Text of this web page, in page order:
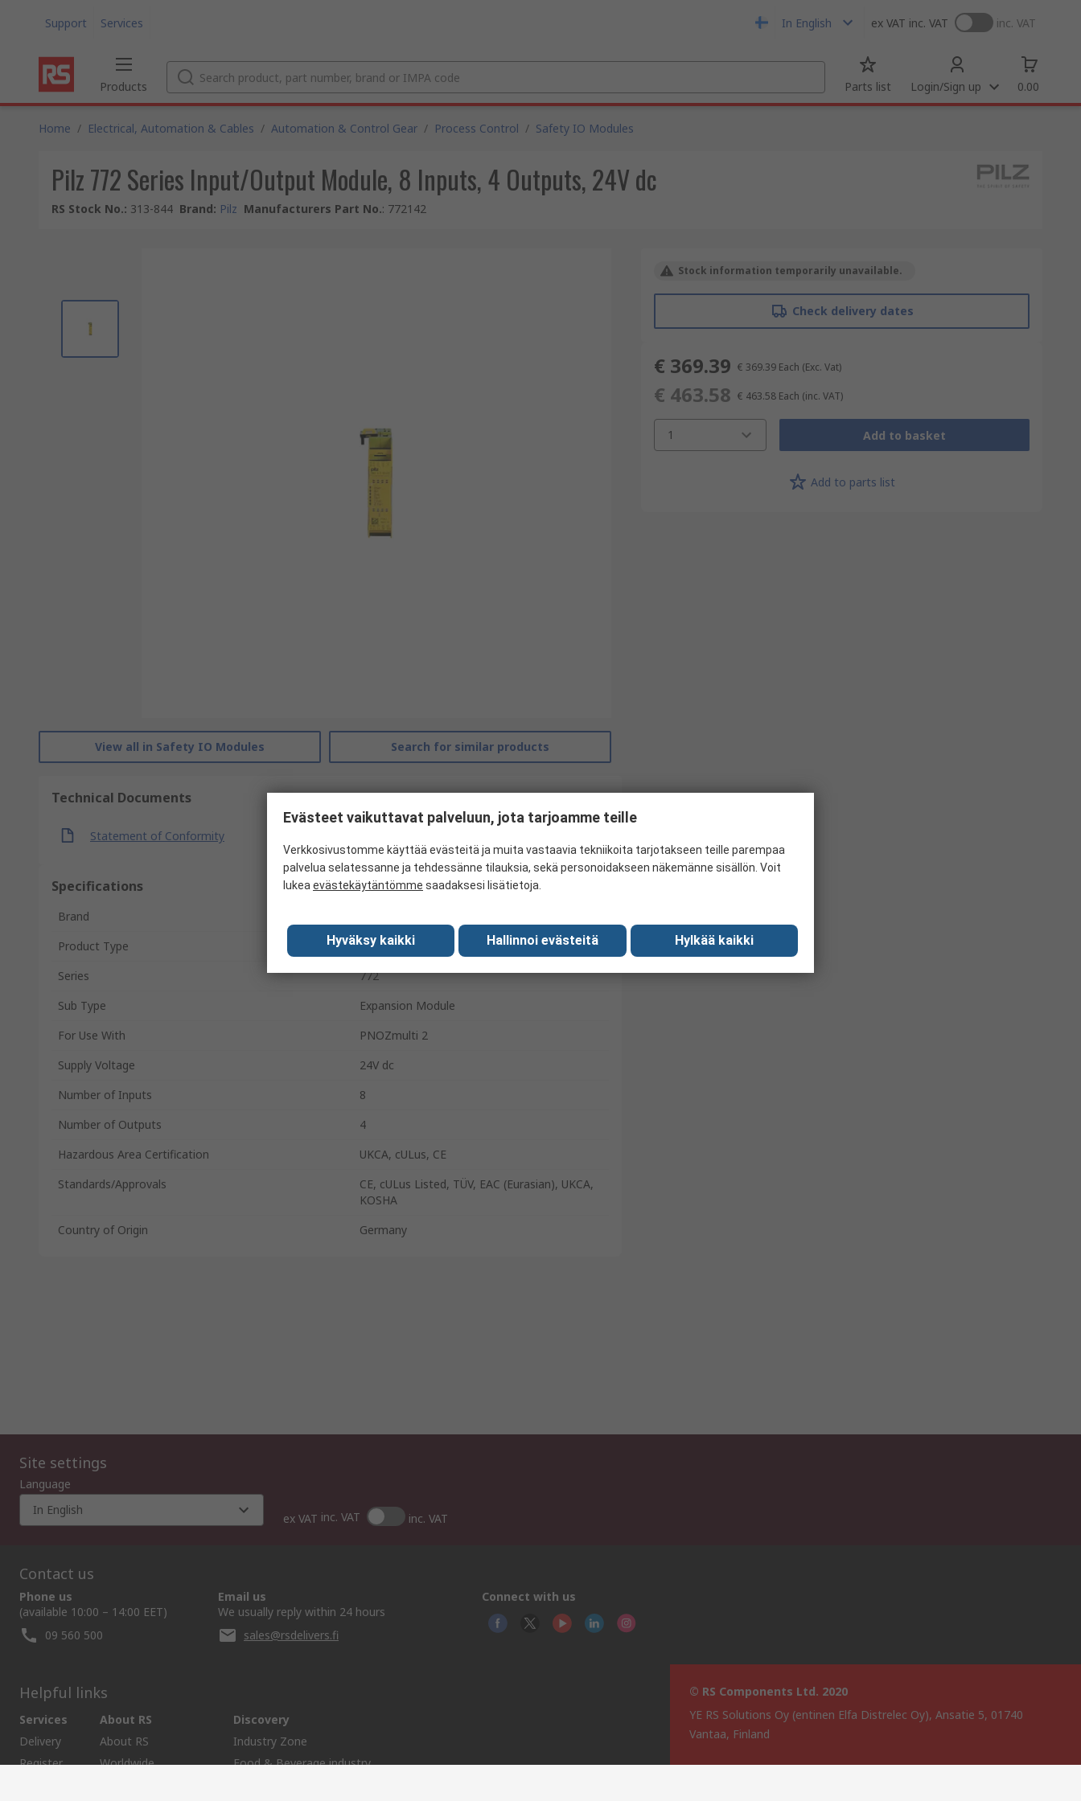
Support Services In English ex VAT inc. VAT inc. VAT
Products Parts list Login/Sign up 0.00
Home / Electrical, Automation & Cables / Automation & Control Gear / Process Control / Safety IO Modules
Pilz 772 Series Input/Output Module, 8 Inputs, 4 Outputs, 24V dc
RS Stock No.: 313-844 Brand: Pilz Manufacturers Part No.: 772142
View all in Safety IO Modules Search for similar products
Technical Documents
Statement of Conformity
Specifications
Brand
Product Type
Input/Output Module
Series
772
Sub Type
Expansion Module
For Use With
PNOZmulti 2
Supply Voltage
24V dc
Number of Inputs
8
Number of Outputs
4
Hazardous Area Certification
UKCA, cULus, CE
Standards/Approvals
CE, cULus Listed, TÜV, EAC (Eurasian), UKCA,
KOSHA
Country of Origin
Germany
Stock information temporarily unavailable.
Check delivery dates
€ 369.39 € 369.39 Each (Exc. Vat)
€ 463.58 € 463.58 Each (inc. VAT)
1 Add to basket
Add to parts list
Site settings
Language
In English
ex VAT inc. VAT inc. VAT
Contact us
Phone us
(available 10:00 – 14:00 EET)
09 560 500
Email us
We usually reply within 24 hours
sales@rsdelivers.fi
Connect with us
Helpful links
Services
Delivery
Register
About RS
About RS
Worldwide
Discovery
Industry Zone
Food & Beverage industry
© RS Components Ltd. 2020
YE RS Solutions Oy (entinen Elfa Distrelec Oy), Ansatie 5, 01740
Vantaa, Finland
Evästeet vaikuttavat palveluun, jota tarjoamme teille
Verkkosivustomme käyttää evästeitä ja muita vastaavia tekniikoita tarjotakseen teille parempaa
palvelua selatessanne ja tehdessänne tilauksia, sekä personoidakseen näkemänne sisällön. Voit
lukea evästekäytäntömme saadaksesi lisätietoja.
Hyväksy kaikki Hallinnoi evästeitä Hylkää kaikki